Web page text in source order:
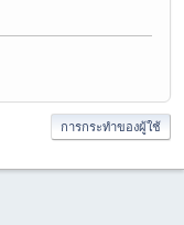
การกระทำของผู้ใช้